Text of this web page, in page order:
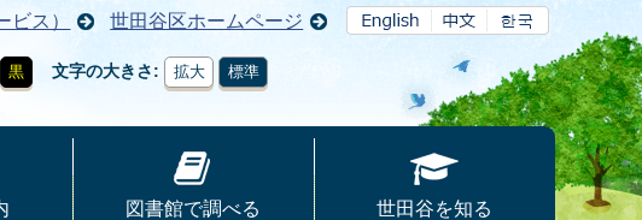
ス） 世田谷区ホームページ
黒 文字の大きさ 拡大 標準
図書館で調べる 世田谷を知る